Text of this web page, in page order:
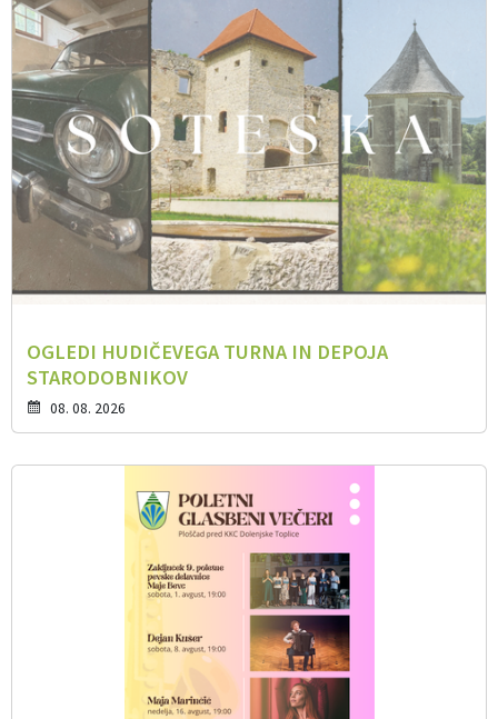
OGLEDI HUDIČEVEGA TURNA IN DEPOJA
STARODOBNIKOV
08. 08. 2026